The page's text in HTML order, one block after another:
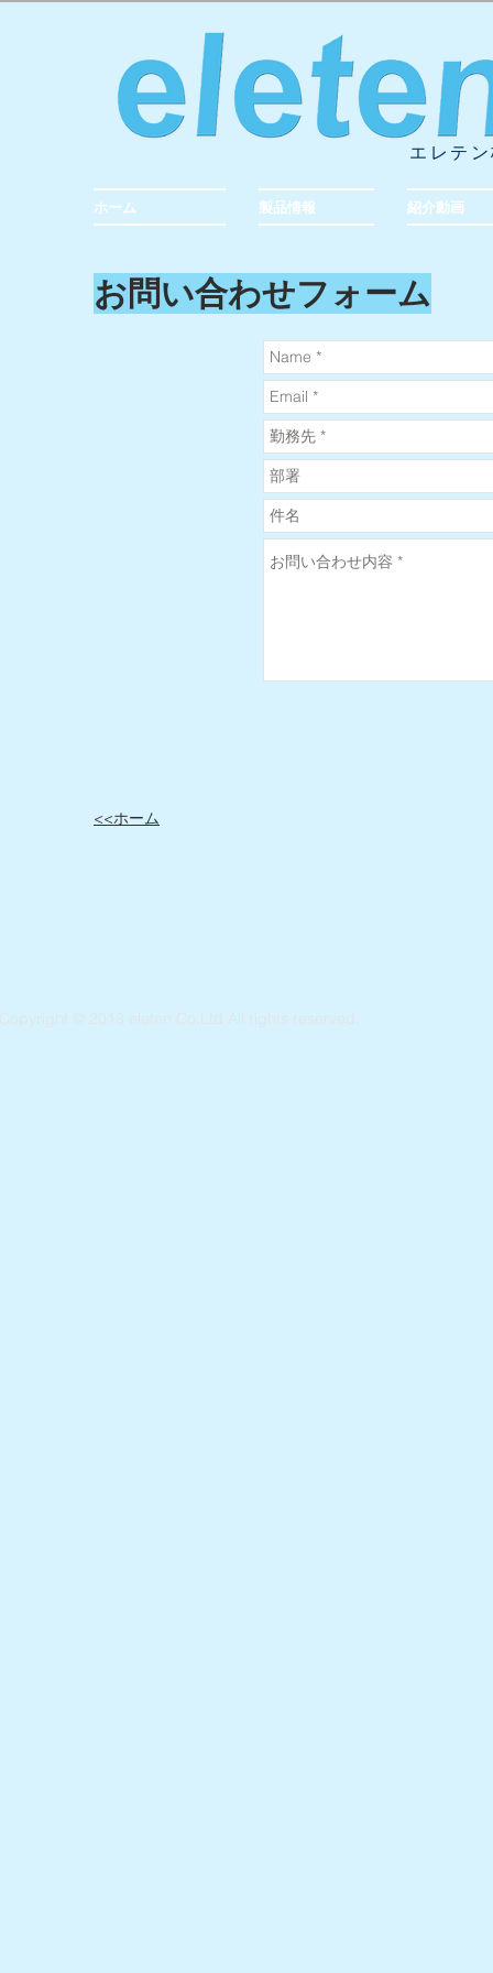
エレテ
ホーム 製品情報 紹介動画
​お問い合わせフォーム
​<<ホーム
Copyright © 2018 eleten Co.Ltd All rights reserved.